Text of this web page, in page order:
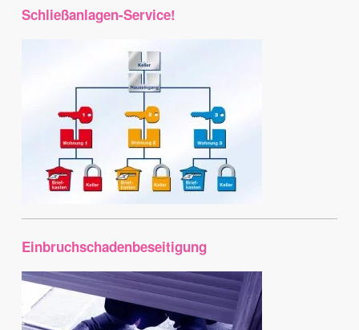
Schließanlagen-Service!
Einbruchschadenbeseitigung